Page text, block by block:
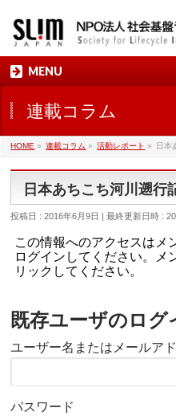
MENU
連載コラム
HOME » 連載コラム » 活動レポート » 日本
日本あちこち河川遡行
投稿日 : 2016年6月9日 最終更新日時 :
この情報へのアクセスはメ
ログインしてください。メ
リックしてください。
既存ユーザのログ
ユーザー名またはメールア
パスワード